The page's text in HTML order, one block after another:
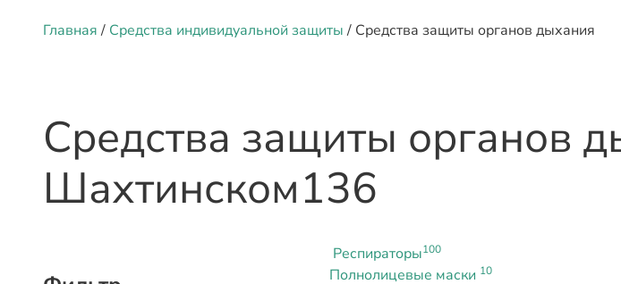
Главная/ Средства индивидуальной защиты/ Средства защиты органов дыхания
Средства защиты органов
Шахтинском136
Респираторы100
Полнолицевые маски 10